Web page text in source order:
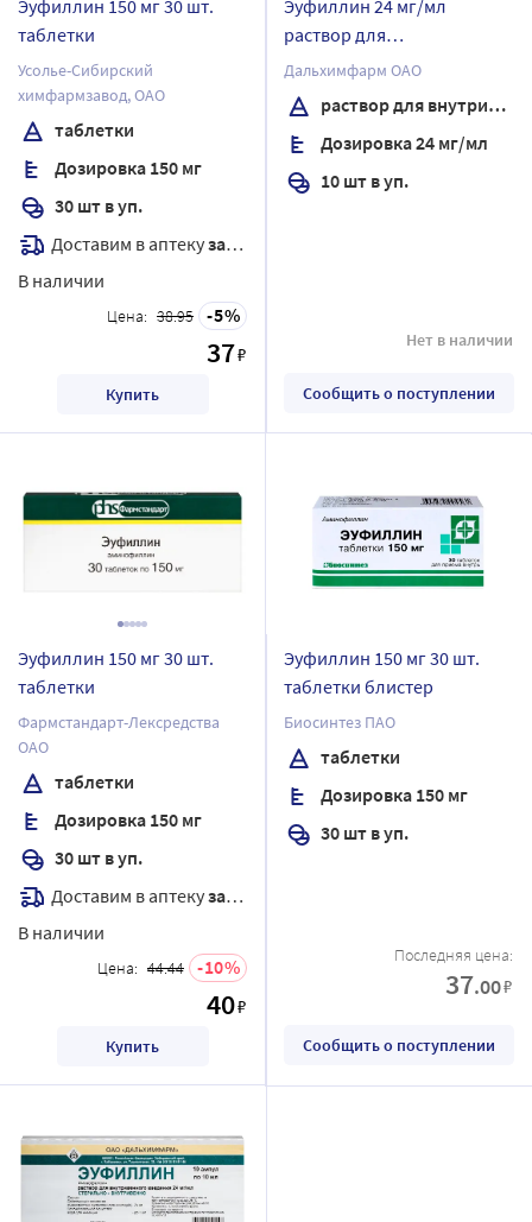
Эуфиллин 150 мг 30 шт.
таблетки
Усолье-Сибирский
химфармзавод, ОАО
таблетки
Дозировка 150 мг
30 шт в уп.
Доставим в аптекузавтра
В наличии
Цена: 38.95 5
37₽
Купить
Эуфиллин 24 мг/мл
раствор для
внутривенного введения 5
мл ампулы 10 шт. /пачка
Дальхимфарм ОАО
раствор для внутривенного введения
Дозировка 24 мг/мл
10 шт в уп.
Нет в наличии
Сообщить о поступлении
Эуфиллин 150 мг 30 шт.
таблетки
Фармстандарт-Лексредства
ОАО
таблетки
Дозировка 150 мг
30 шт в уп.
Доставим в аптекузавтра
В наличии
Цена: 44.44 10
40₽
Купить
Эуфиллин 150 мг 30 шт.
таблетки блистер
Биосинтез ПАО
таблетки
Дозировка 150 мг
30 шт в уп.
Последняя цена:
37.00₽
Сообщить о поступлении